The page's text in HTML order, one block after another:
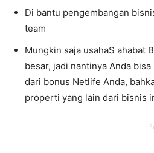
Di bantu pengembangan
team
Mungkin saja usahaS ahabat
besar, jadi nantinya Anda
dari bonus Netlife Anda,
properti yang lain dari bisnis